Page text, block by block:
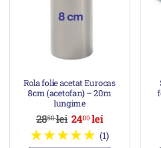
Rola folie acetat Eurocas
8cm (acetofan) – 20m
lungime
2850lei 2400 lei
(1)